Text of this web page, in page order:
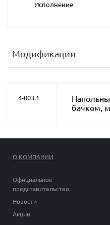
Исполнение
Модификации
4-003.1
бачком,
О КОМПАНИИ
Официальное
представительство
Новости
Акции